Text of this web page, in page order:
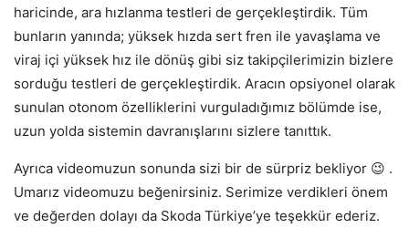
haricinde, ara hızlanma testleri de gerçekleştirdik. Tüm
bunların yanında; yüksek hızda sert fren ile yavaşlama ve
viraj içi yüksek hız ile dönüş gibi siz takipçilerimizin bizlere
sorduğu testleri de gerçekleştirdik. Aracın opsiyonel olarak
sunulan otonom özelliklerini vurguladığımız bölümde ise,
uzun yolda sistemin davranışlarını sizlere tanıttık.
Ayrıca videomuzun sonunda sizi bir de sürpriz bekliyor 😉 .
Umarız videomuzu beğenirsiniz. Serimize verdikleri önem
ve değerden dolayı da Skoda Türkiye’ye teşekkür ederiz.